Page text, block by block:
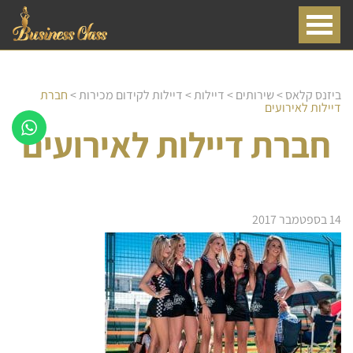
ביזנס קלאס>שירותים>דיילות>דיילות לקידום מכירות>חברת
דיילות לאירועים
חברת דיילות לאירועים
14 בספטמבר 2017